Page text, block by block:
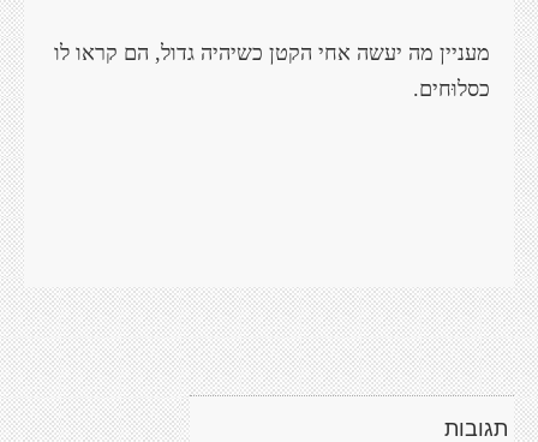
מעניין מה יעשה אחי הקטן כשיהיה גדול, הם קראו לו
כסלוּחים.
תגובות